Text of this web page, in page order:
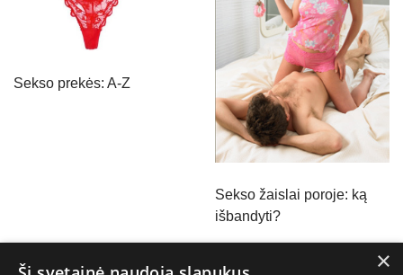
Sekso prekės: A-Z
Sekso žaislai poroje: ką
išbandyti?
×